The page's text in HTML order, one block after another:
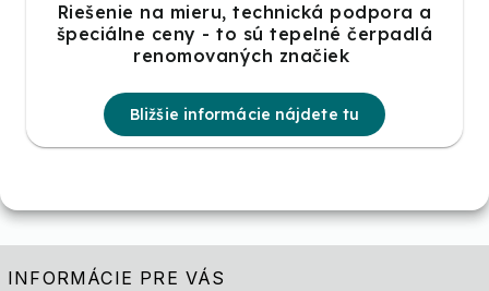
Riešenie na mieru, technická podpora a
špeciálne ceny - to sú tepelné čerpadlá
renomovaných značiek
Bližšie informácie nájdete tu
INFORMÁCIE PRE VÁS